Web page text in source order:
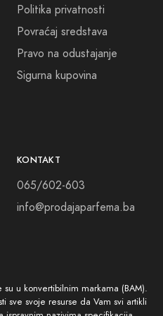
Politika privatnosti
Povraćaj sredstava
Pravo na odustajanje
Sigurna kupovina
KONTAKT
065/602-603
info@prodajaparfema.ba
u konvertibilnim markama (BAM).
sve svoje resurse da Vam svi artikli